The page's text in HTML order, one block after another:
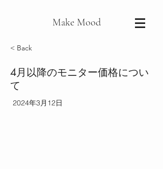
Make Mood
< Back
4月以降のモニター価格につい
て
2024年3月12日